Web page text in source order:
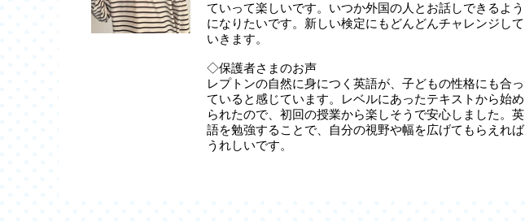
ていって楽しいです。いつか外国の人とお話しできるよう
になりたいです。新しい検定にもどんどんチャレンジして
いきます。
◇保護者さまのお声
レプトンの自然に身につく英語が、子どもの性格にも合っ
ていると感じています。レベルにあったテキストから始め
られたので、初回の授業から楽しそうで安心しました。英
語を勉強することで、自分の視野や幅を広げてもらえれば
うれしいです。